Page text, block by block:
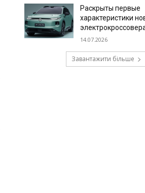
Раскрыты первые
характеристики
14.07.2026
Завантажити більше